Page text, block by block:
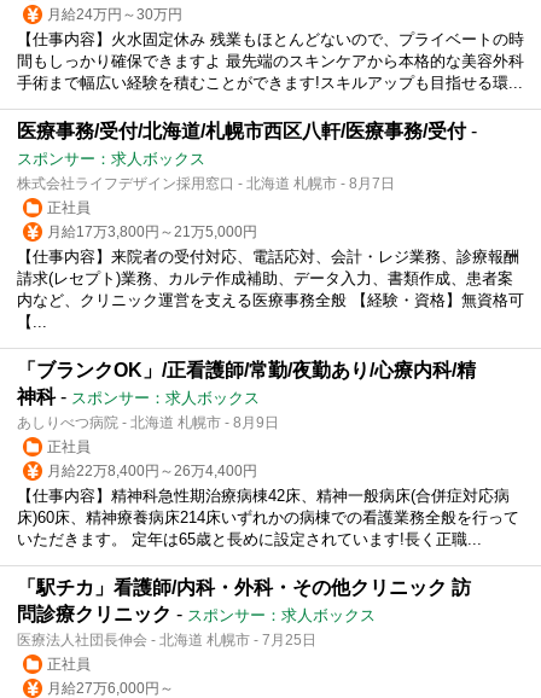
月給24万円～30万円
【仕事内容】火水固定休み 残業もほとんどないので、プライベートの時
間もしっかり確保できますよ 最先端のスキンケアから本格的な美容外科
手術まで幅広い経験を積むことができます!スキルアップも目指せる環...
医療事務/受付/北海道/札幌市西区八軒/医療事務/受付-
スポンサー：求人ボックス
株式会社ライフデザイン採用窓口 - 北海道 札幌市 - 8月7日
正社員
月給17万3,800円～21万5,000円
【仕事内容】来院者の受付対応、電話応対、会計・レジ業務、診療報酬
請求(レセプト)業務、カルテ作成補助、データ入力、書類作成、患者案
内など、クリニック運営を支える医療事務全般 【経験・資格】無資格可
【...
「ブランクOK」/正看護師/常勤/夜勤あり/心療内科/精
神科- スポンサー：求人ボックス
あしりべつ病院 - 北海道 札幌市 - 8月9日
正社員
月給22万8,400円～26万4,400円
【仕事内容】精神科急性期治療病棟42床、精神一般病床(合併症対応病
床)60床、精神療養病床214床いずれかの病棟での看護業務全般を行って
いただきます。 定年は65歳と長めに設定されています!長く正職...
「駅チカ」看護師/内科・外科・その他クリニック 訪
問診療クリニック - スポンサー：求人ボックス
医療法人社団長伸会 - 北海道 札幌市 - 7月25日
正社員
月給27万6,000円～